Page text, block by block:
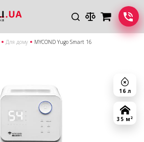
Для дому MYCOND Yugo Smart 16
16 л
35 м 2